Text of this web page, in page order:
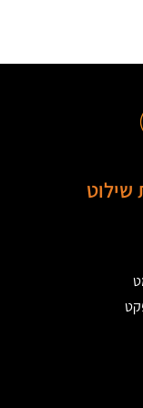
שילוט